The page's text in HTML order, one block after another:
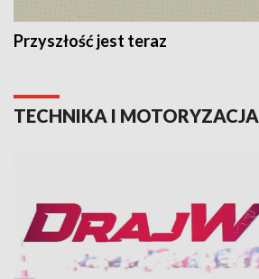
Przyszłość jest teraz
TECHNIKA I MOTORYZACJA